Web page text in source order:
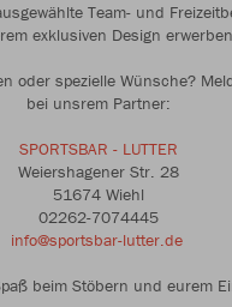
Team- und
exklusiven Design erwerben
oder spezielle Wünsche?
bei unsrem Partner:
SPORTSBAR - LUTTER
Weiershagener Str. 28
51674 Wiehl
02262-7074445
info@sportsbar-lutter.de
beim Stöbern und eurem